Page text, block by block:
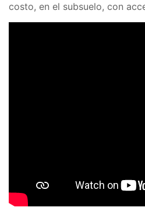
costo, en el subsuelo, con